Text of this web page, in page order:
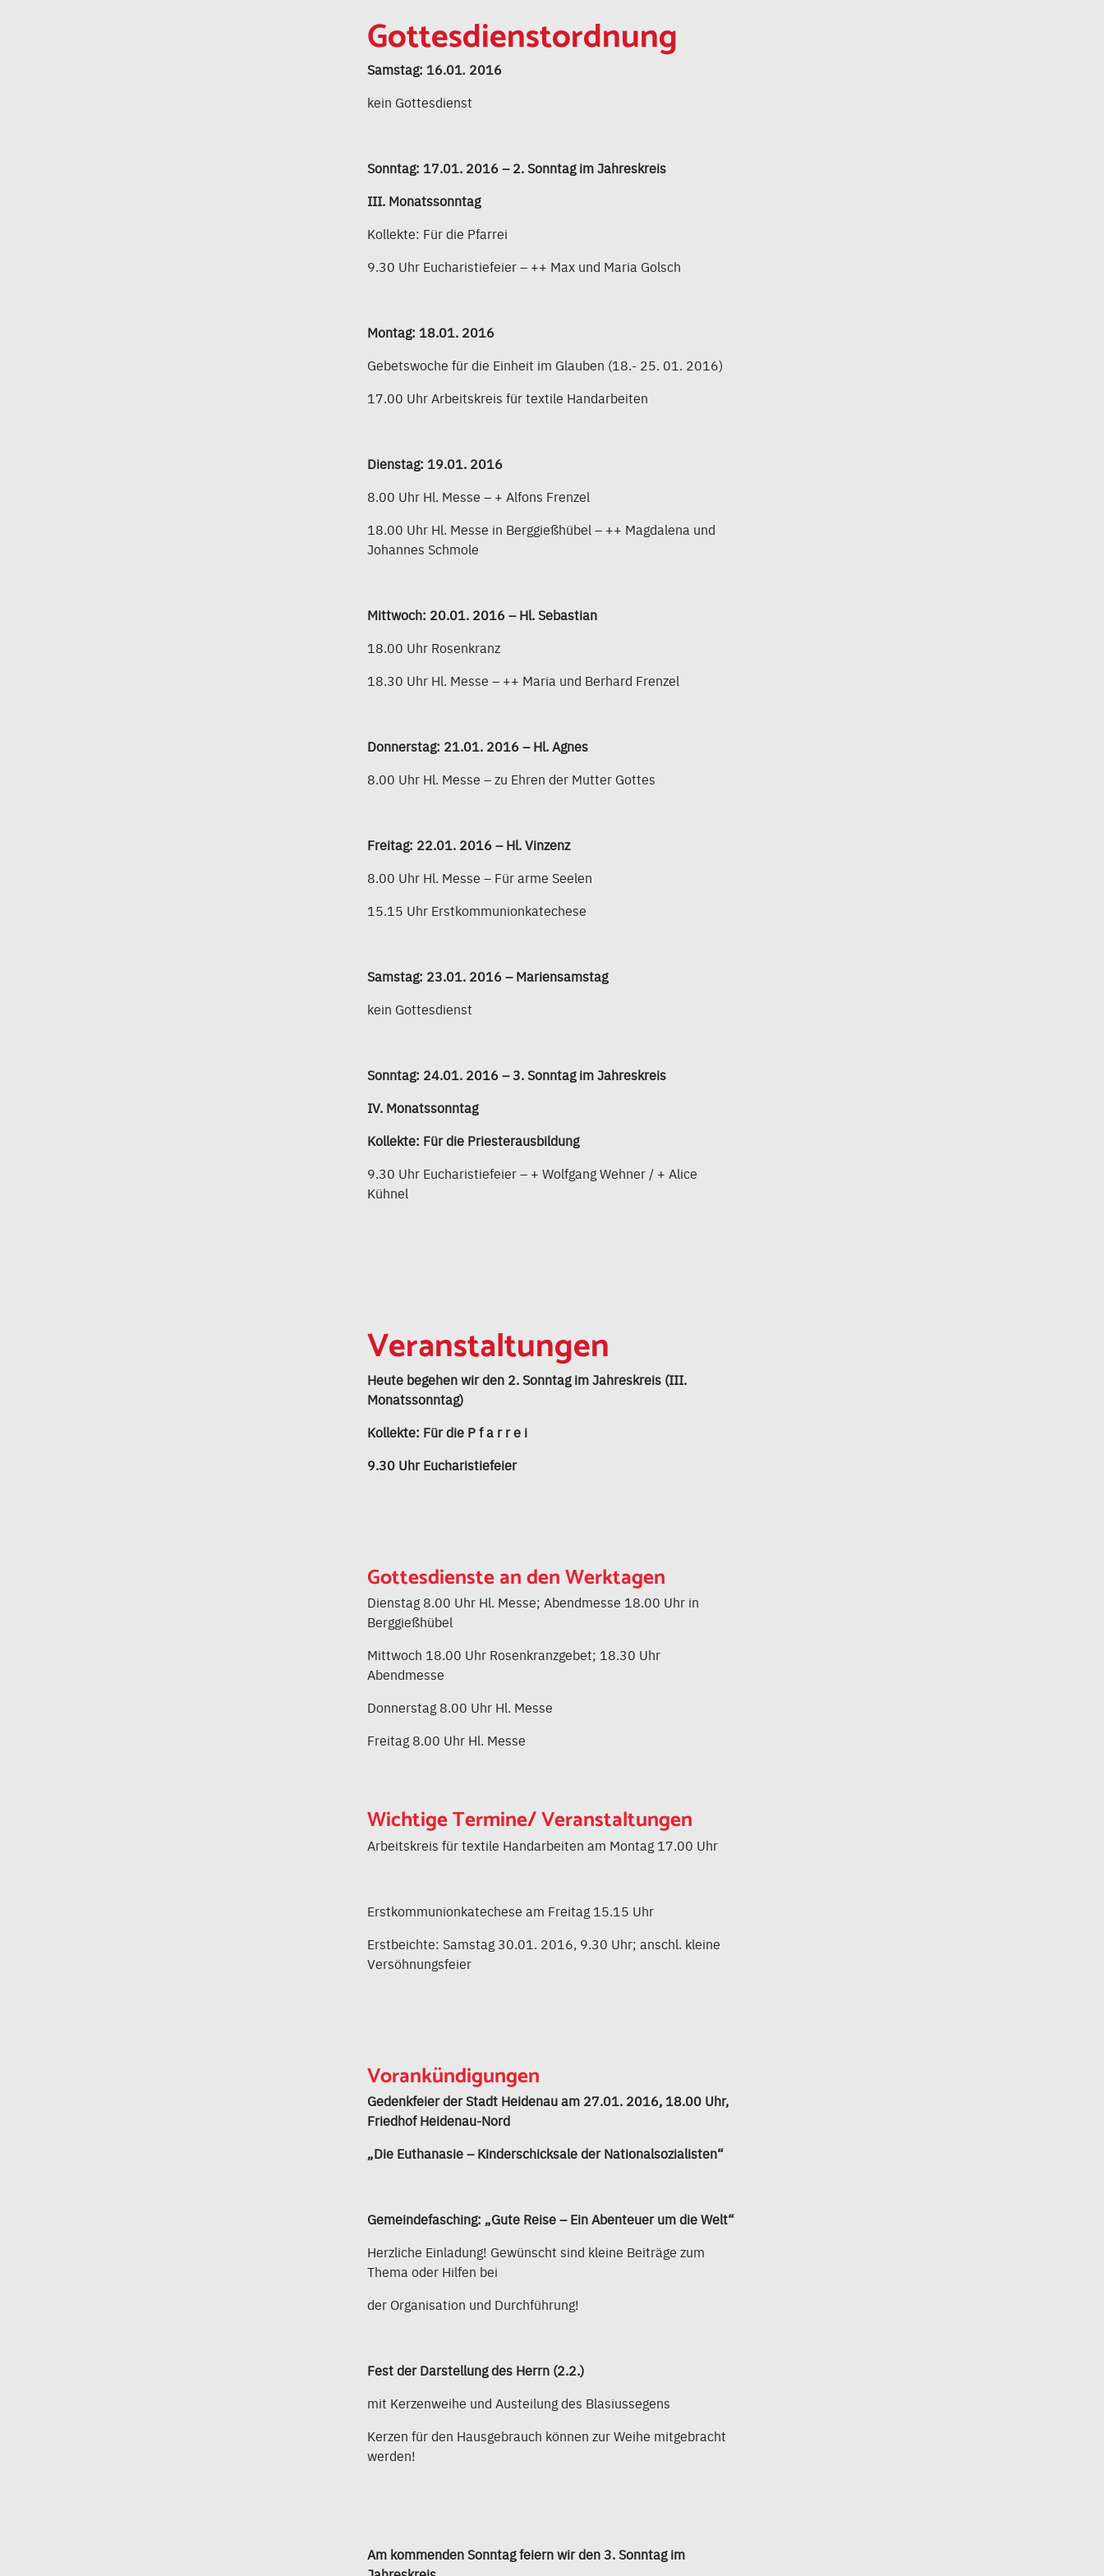
Gottesdienstordnung
Samstag: 16.01. 2016
kein Gottesdienst
Sonntag: 17.01. 2016 – 2. Sonntag im Jahreskreis
III. Monatssonntag
Kollekte: Für die Pfarrei
9.30 Uhr Eucharistiefeier – ++ Max und Maria Golsch
Montag: 18.01. 2016
Gebetswoche für die Einheit im Glauben (18.- 25. 01. 2016)
17.00 Uhr Arbeitskreis für textile Handarbeiten
Dienstag: 19.01. 2016
8.00 Uhr Hl. Messe – + Alfons Frenzel
18.00 Uhr Hl. Messe in Berggießhübel – ++ Magdalena und
Johannes Schmole
Mittwoch: 20.01. 2016 – Hl. Sebastian
18.00 Uhr Rosenkranz
18.30 Uhr Hl. Messe – ++ Maria und Berhard Frenzel
Donnerstag: 21.01. 2016 – Hl. Agnes
8.00 Uhr Hl. Messe – zu Ehren der Mutter Gottes
Freitag: 22.01. 2016 – Hl. Vinzenz
8.00 Uhr Hl. Messe – Für arme Seelen
15.15 Uhr Erstkommunionkatechese
Samstag: 23.01. 2016 – Mariensamstag
kein Gottesdienst
Sonntag: 24.01. 2016 – 3. Sonntag im Jahreskreis
IV. Monatssonntag
Kollekte: Für die Priesterausbildung
9.30 Uhr Eucharistiefeier – + Wolfgang Wehner / + Alice
Kühnel
Veranstaltungen
Heute begehen wir den 2. Sonntag im Jahreskreis (III.
Monatssonntag)
Kollekte: Für die P f a r r e i
9.30 Uhr Eucharistiefeier
Gottesdienste an den Werktagen
Dienstag 8.00 Uhr Hl. Messe; Abendmesse 18.00 Uhr in
Berggießhübel
Mittwoch 18.00 Uhr Rosenkranzgebet; 18.30 Uhr
Abendmesse
Donnerstag 8.00 Uhr Hl. Messe
Freitag 8.00 Uhr Hl. Messe
Wichtige Termine/ Veranstaltungen
Arbeitskreis für textile Handarbeiten am Montag 17.00 Uhr
Erstkommunionkatechese am Freitag 15.15 Uhr
Erstbeichte: Samstag 30.01. 2016, 9.30 Uhr; anschl. kleine
Versöhnungsfeier
Vorankündigungen
Gedenkfeier der Stadt Heidenau am 27.01. 2016, 18.00 Uhr,
Friedhof Heidenau-Nord
„Die Euthanasie – Kinderschicksale der Nationalsozialisten“
Gemeindefasching: „Gute Reise – Ein Abenteuer um die Welt“
Herzliche Einladung! Gewünscht sind kleine Beiträge zum
Thema oder Hilfen bei
der Organisation und Durchführung!
Fest der Darstellung des Herrn (2.2.)
mit Kerzenweihe und Austeilung des Blasiussegens
Kerzen für den Hausgebrauch können zur Weihe mitgebracht
werden!
Am kommenden Sonntag feiern wir den 3. Sonntag im